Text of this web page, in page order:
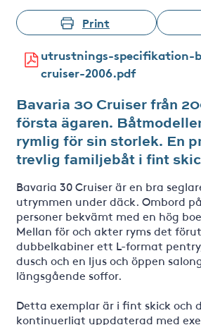
Print
utrustnings-specifikation-
cruiser-2006.pdf
Bavaria 30 Cruiser från
första ägaren.
rymlig för sin storlek. En
trevlig familjebåt i fint
Bavaria 30 Cruiser är en bra
utrymmen under däck. Ombord
personer bekvämt med en hög
Mellan för och akter ryms det
dubbelkabiner ett L-format
dusch och en ljus och öppen
längsgående soffor.
Detta exemplar är i fint skick och
kontinuerligt uppdaterad med